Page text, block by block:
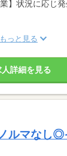
】状況に応じ
もっと見る
人詳細を見る
ルマなし